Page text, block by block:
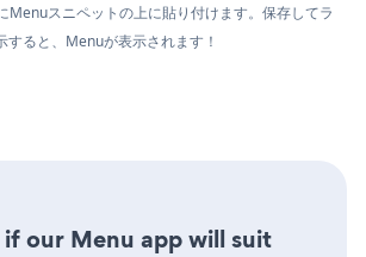
Menuスニペットの上に貼り付けます。保存してラ
すると、Menuが表示されます！
our Menu app will suit